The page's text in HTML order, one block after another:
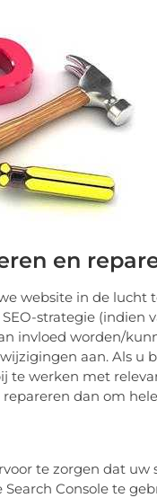
en
website in de
strategie (indien
invloed worden/
aan. Als u
te werken met
dan om
te zorgen dat
Console te